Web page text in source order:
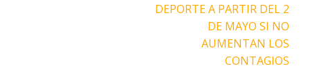
DEPORTE A PARTIR DEL 2
DE MAYO SI NO
AUMENTAN LOS
CONTAGIOS